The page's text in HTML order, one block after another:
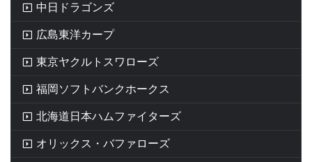
中日ドラゴンズ
広島東洋カープ
東京ヤクルトスワローズ
福岡ソフトバンクホークス
北海道日本ハムファイターズ
オリックス・バファローズ